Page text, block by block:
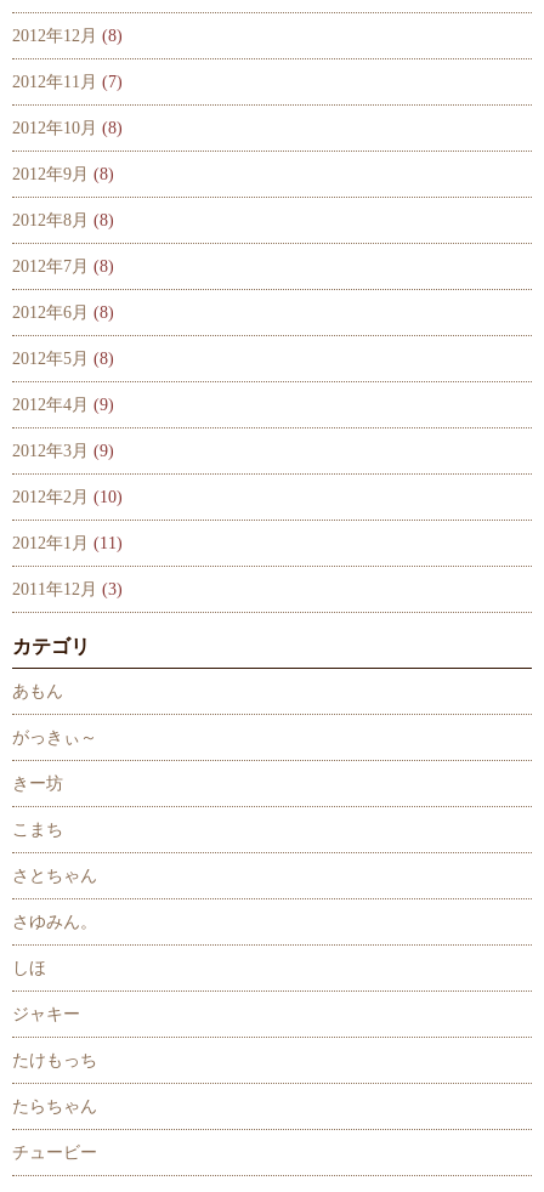
2012年12月 (8)
2012年11月 (7)
2012年10月 (8)
2012年9月 (8)
2012年8月 (8)
2012年7月 (8)
2012年6月 (8)
2012年5月 (8)
2012年4月 (9)
2012年3月 (9)
2012年2月 (10)
2012年1月 (11)
2011年12月 (3)
カテゴリ
あもん
がっきぃ～
きー坊
こまち
さとちゃん
さゆみん。
しほ
ジャキー
たけもっち
たらちゃん
チュービー